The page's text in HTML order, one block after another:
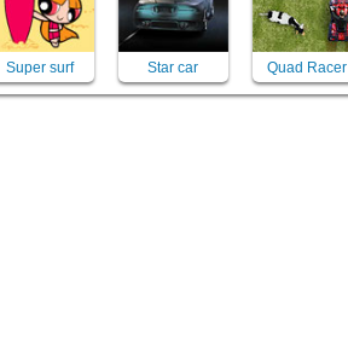
Super surf Star car Quad Racer